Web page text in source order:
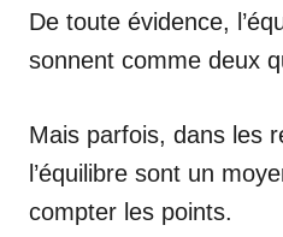
De toute évidence,
sonnent comme deux
Mais parfois, dans les
l’équilibre sont un
compter les points.